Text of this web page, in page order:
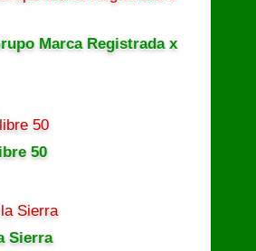
Marca Registrada x
50
Sierra